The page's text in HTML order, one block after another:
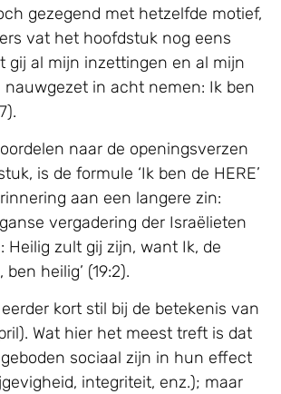
gezegend met hetzelfde motief,
vat het hoofdstuk nog eens
gij al mijn inzettingen en al mijn
in acht nemen: Ik ben
naar de openingsverzen
is de formule ‘Ik ben de HERE’
aan een langere zin:
vergadering der Israëlieten
Heilig zult gij zijn, want Ik, de
ben heilig’ (19:2).
kort stil bij de betekenis van
Wat hier het meest treft is dat
sociaal zijn in hun effect
integriteit, enz.); maar